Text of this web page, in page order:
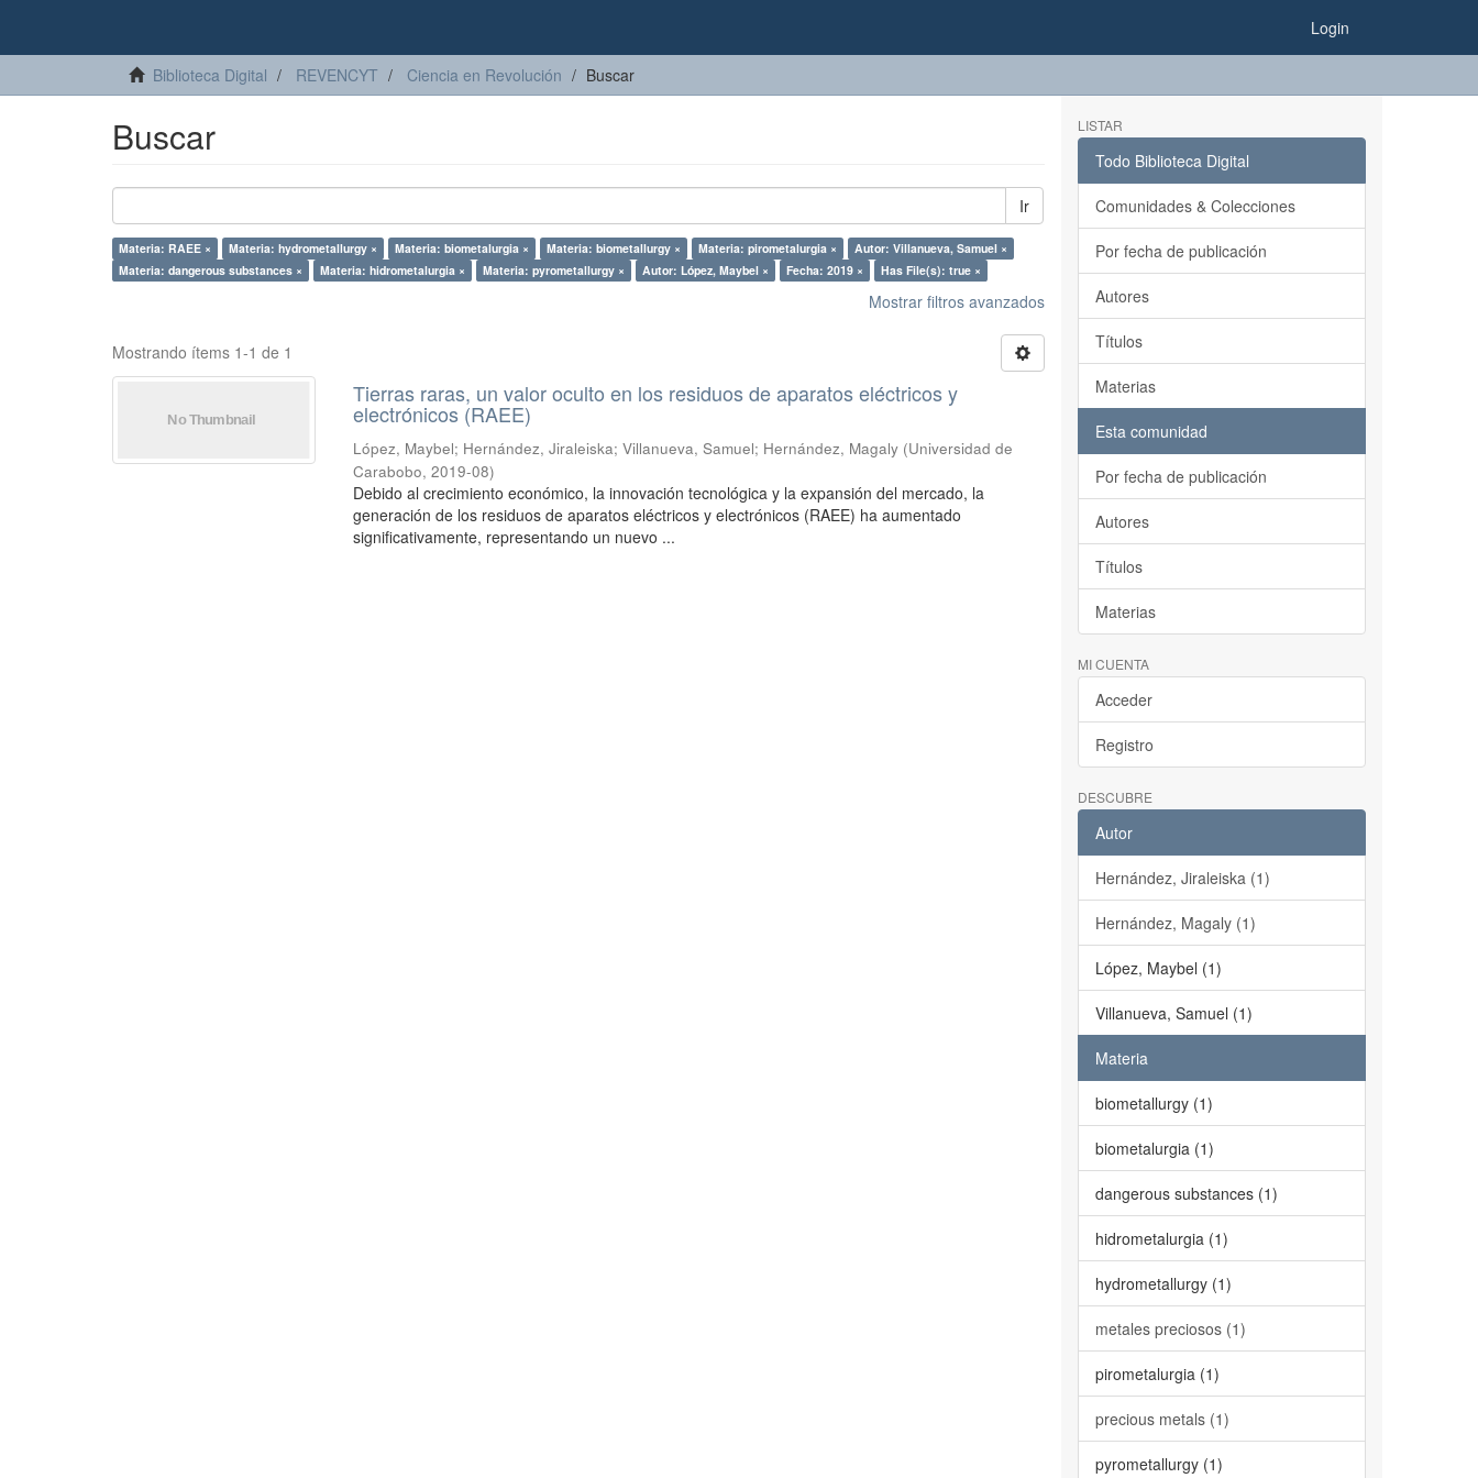
Login
Biblioteca Digital REVENCYT Ciencia en Revolución Buscar
Buscar
Ir
Materia: RAEE × Materia: hydrometallurgy × Materia: biometalurgia × Materia: biometallurgy × Materia: pirometalurgia ×
Autor: Villanueva, Samuel ×
Materia: dangerous substances ×
Materia: hidrometalurgia × Materia: pyrometallurgy × Autor: López, Maybel × Fecha: 2019 × Has File(s): true ×
Mostrar filtros avanzados
Mostrando ítems 1-1 de 1
Tierras raras, un valor oculto en los residuos de aparatos eléctricos y
electrónicos (RAEE)
López, Maybel; Hernández, Jiraleiska;Villanueva, Samuel; Hernández, Magaly (Universidad de
Carabobo,2019-08)
Debido al crecimiento económico, la innovación tecnológica y la expansión del mercado, la
generación de los residuos de aparatos eléctricos y electrónicos (RAEE) ha aumentado
significativamente, representando un nuevo ...
LISTAR
Todo Biblioteca Digital
Comunidades & Colecciones
Por fecha de publicación
Autores
Títulos
Materias
Esta comunidad
Por fecha de publicación
Autores
Títulos
Materias
MI CUENTA
Acceder
Registro
DESCUBRE
Autor
Hernández, Jiraleiska (1)
Hernández, Magaly (1)
López, Maybel (1)
Villanueva, Samuel (1)
Materia
biometallurgy (1)
biometalurgia (1)
dangerous substances (1)
hidrometalurgia (1)
hydrometallurgy (1)
metales preciosos (1)
pirometalurgia (1)
precious metals (1)
pyrometallurgy (1)